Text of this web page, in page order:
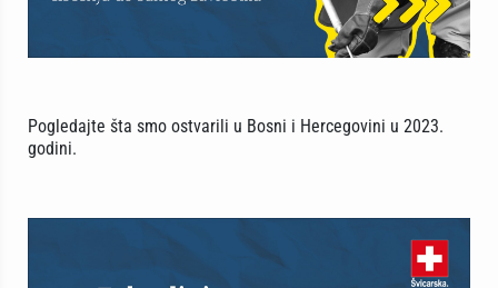
Pogledajte šta smo ostvarili u Bosni i Hercegovini u 2023.
godini.